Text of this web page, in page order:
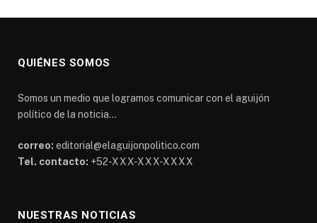
QUIÉNES SOMOS
Somos un medio que logramos comunicar con el aguijón
político de la noticia...
correo: editorial@elaguijonpolitico.com
Tel. contacto: +52-XXX-XXX-XXXX
NUESTRAS NOTICIAS